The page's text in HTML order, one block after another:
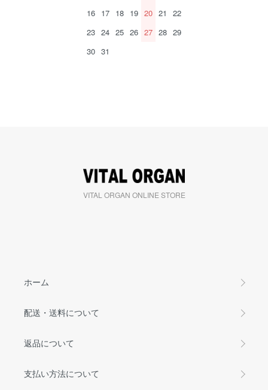
16 17 18 19 20 21
22
23 24 25 26 27 28 29
30 31
VITAL ORGAN ONLINE STORE
ホーム
配送・送料について
返品について
支払い方法について